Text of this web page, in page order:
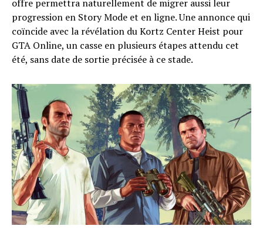
offre permettra naturellement de migrer aussi leur
progression en Story Mode et en ligne. Une annonce qui
coïncide avec la révélation du Kortz Center Heist pour
GTA Online, un casse en plusieurs étapes attendu cet
été, sans date de sortie précisée à ce stade.